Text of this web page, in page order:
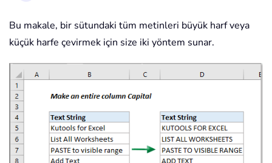
Bu makale, bir sütundaki tüm metinleri büyük harf veya
küçük harfe çevirmek için size iki yöntem sunar.